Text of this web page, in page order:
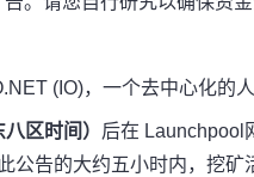
(IO)，一个去中心化的
区时间） 后在 Launchpool
公告的大约五小时内，挖矿